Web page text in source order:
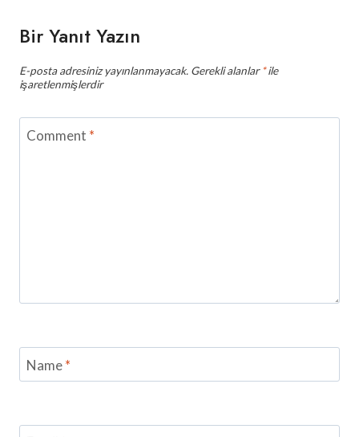
Bir Yanıt Yazın
E-posta adresiniz yayınlanmayacak. Gerekli alanlar*ile
işaretlenmişlerdir
Comment *
Name*